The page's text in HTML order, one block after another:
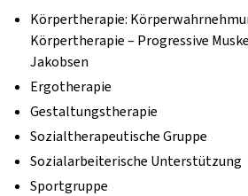
Körpertherapie:
Körpertherapie – Progressive
Jakobsen
Ergotherapie
Gestaltungstherapie
Sozialtherapeutische Gruppe
Sozialarbeiterische Unterstützung
Sportgruppe